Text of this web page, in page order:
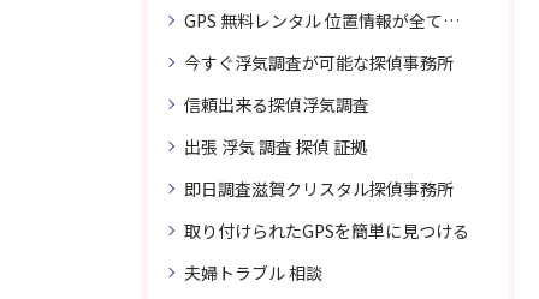
GPS 無料レンタル 位置情報が全てわかります
今すぐ浮気調査が可能な探偵事務所
信頼出来る探偵浮気調査
出張 浮気 調査 探偵 証拠
即日調査滋賀クリスタル探偵事務所
取り付けられたGPSを簡単に見つける
夫婦トラブル 相談